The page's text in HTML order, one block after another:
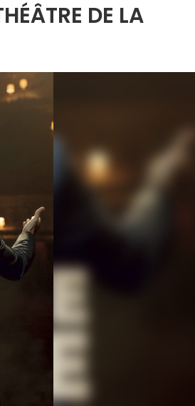
DE LA